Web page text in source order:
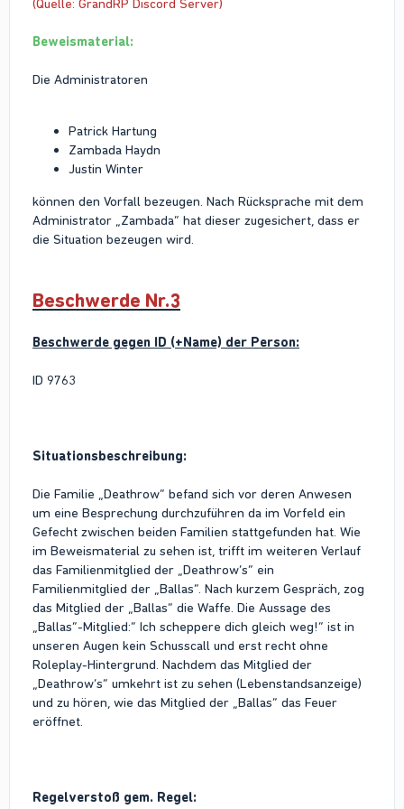
(Quelle: GrandRP Discord Server)
Beweismaterial:
Die Administratoren
Patrick Hartung
Zambada Haydn
Justin Winter
können den Vorfall bezeugen. Nach Rücksprache mit dem
Administrator „Zambada“ hat dieser zugesichert, dass er
die Situation bezeugen wird.
Beschwerde Nr.3
Beschwerde gegen ID (+Name) der Person:
ID 9763
Situationsbeschreibung:
Die Familie „Deathrow“ befand sich vor deren Anwesen
um eine Besprechung durchzuführen da im Vorfeld ein
Gefecht zwischen beiden Familien stattgefunden hat. Wie
im Beweismaterial zu sehen ist, trifft im weiteren Verlauf
das Familienmitglied der „Deathrow’s“ ein
Familienmitglied der „Ballas“. Nach kurzem Gespräch, zog
das Mitglied der „Ballas“ die Waffe. Die Aussage des
„Ballas“-Mitglied:“ Ich scheppere dich gleich weg!“ ist in
unseren Augen kein Schusscall und erst recht ohne
Roleplay-Hintergrund. Nachdem das Mitglied der
„Deathrow’s“ umkehrt ist zu sehen (Lebenstandsanzeige)
und zu hören, wie das Mitglied der „Ballas“ das Feuer
eröffnet.
Regelverstoß gem. Regel: